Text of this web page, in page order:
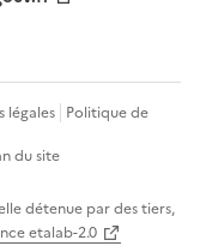
légales Politique de
du site
détenue par des tiers,
etalab-2.0